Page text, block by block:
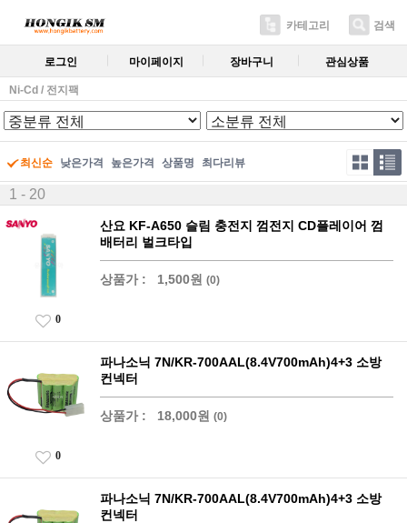
카테고리 검색
로그인 마이페이지 장바구니 관심상품
Ni-Cd / 전지팩
최신순 낮은가격 높은가격 상품명 최다리뷰
1 - 20
산요 KF-A650 슬림 충전지 껌전지 CD플레이어 껌
배터리 벌크타입
상품가 : 1,500원 (0)
0
파나소닉 7N/KR-700AAL(8.4V700mAh)4+3 소방
컨넥터
상품가 : 18,000원 (0)
0
파나소닉 7N/KR-700AAL(8.4V700mAh)4+3 소방
컨넥터